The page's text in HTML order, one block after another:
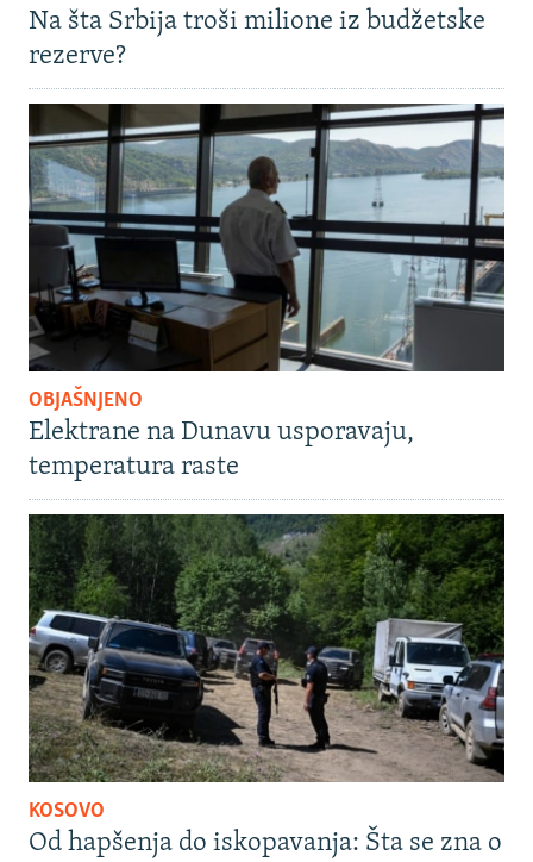
Na šta Srbija troši milione iz budžetske
rezerve?
OBJAŠNJENO
Elektrane na Dunavu usporavaju,
temperatura raste
KOSOVO
Od hapšenja do iskopavanja: Šta se zna o